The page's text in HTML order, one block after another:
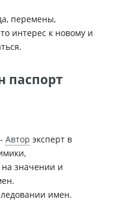
перемены,
интерес к новому и
паспорт
Автор эксперт в
на значении и
имен.